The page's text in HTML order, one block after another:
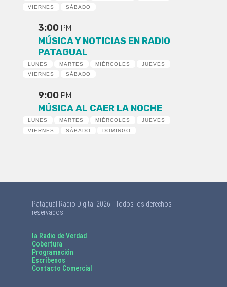
VIERNES SÁBADO
3:00 PM
MÚSICA Y NOTICIAS EN RADIO
PATAGUAL
LUNES MARTES MIÉRCOLES
JUEVES
VIERNES
SÁBADO
9:00 PM
MÚSICA AL CAER LA NOCHE
LUNES MARTES MIÉRCOLES
JUEVES
VIERNES
SÁBADO DOMINGO
Patagual Radio Digital 2026 - Todos los derechos
reservados
la Radio de Verdad
Cobertura
Programación
Escríbenos
Contacto Comercial